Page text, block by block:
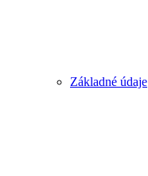
Základné údaje